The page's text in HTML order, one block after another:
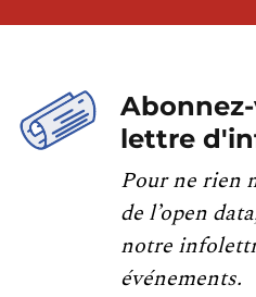
lettre
Pour ne rien
de l’open
notre
événements.